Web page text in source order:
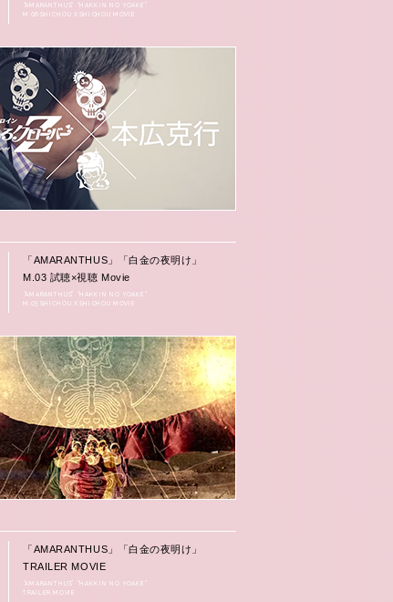
“AMARANTHUS” “HAKKIN NO YOAKE”
M.06 SHICHOU X SHICHOU MOVIE
「AMARANTHUS」「白金の夜明け」
M.03 試聴×視聴 Movie
“AMARANTHUS” “HAKKIN NO YOAKE”
M.03 SHICHOU X SHICHOU MOVIE
「AMARANTHUS」「白金の夜明け」
TRAILER MOVIE
“AMARANTHUS” “HAKKIN NO YOAKE”
TRAILER MOVIE